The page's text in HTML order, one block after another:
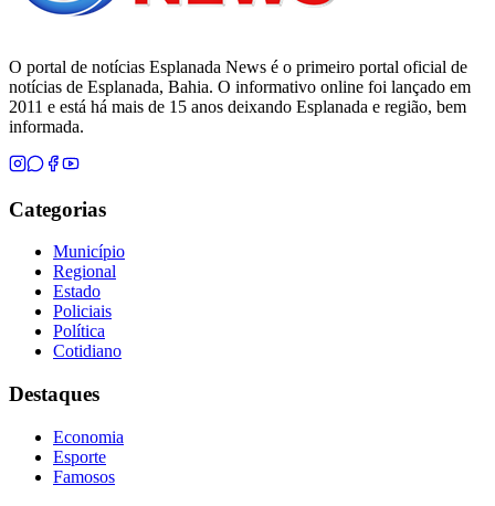
O portal de notícias Esplanada News é o primeiro portal oficial de
notícias de Esplanada, Bahia. O informativo online foi lançado em
2011 e está há mais de 15 anos deixando Esplanada e região, bem
informada.
Categorias
Município
Regional
Estado
Policiais
Política
Cotidiano
Destaques
Economia
Esporte
Famosos